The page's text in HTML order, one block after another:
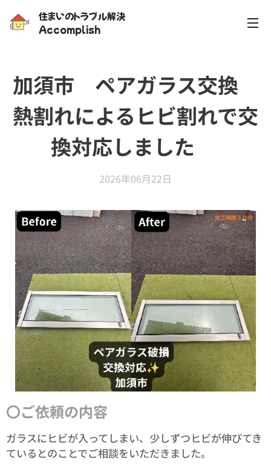
住まいのトラブル解決
Accomplish
加須市 ペアガラス交換
熱割れによるヒビ割れで交
換対応しました✨
2026年06月22日
〇ご依頼の内容
ガラスにヒビが入ってしまい、少しずつヒビが伸びてき
ているとのことでご相談をいただきました。